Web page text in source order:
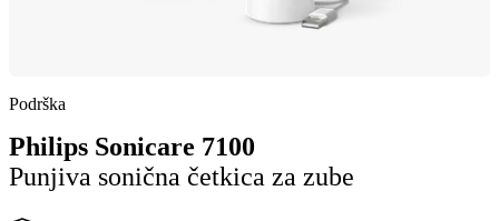
Podrška
Philips Sonicare 7100
Punjiva sonična četkica za zube